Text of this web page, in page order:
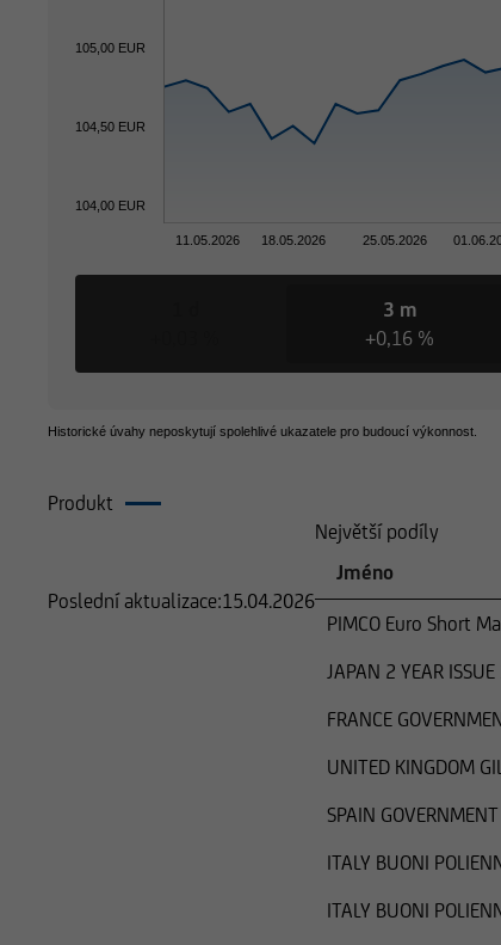
11.05.2026 18.05.2026 25.05.2026
105,00 EUR
104,00 EUR
104,50 EUR
3 m
+0,16 %
Historické úvahy neposkytují spolehlivé ukazatele pro budoucí výkonnost.
Produkt
Poslední aktualizace:15.04.2026
Největší podíly
Jméno
PIMCO Euro Short
JAPAN 2 YEAR
FRANCE
UNITED KINGDOM
SPAIN
ITALY BUONI
ITALY BUONI